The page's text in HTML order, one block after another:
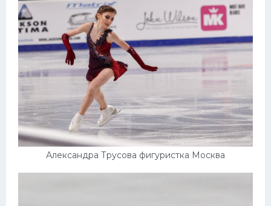
Александра Трусова фигуристка Москва